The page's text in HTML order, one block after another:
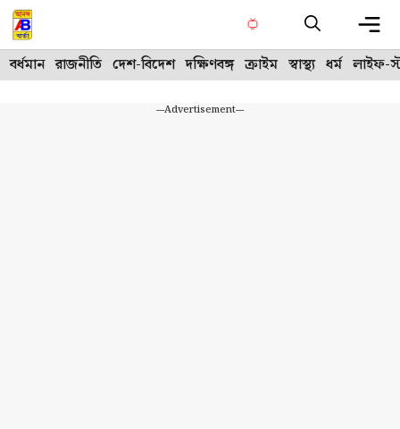
Skip
to
content
বর্ধমান রাজনীতি দেশ-বিদেশ দক্ষিণবঙ্গ ক্রাইম স্বাস্থ্য ধর্ম লাইফ-
---Advertisement---